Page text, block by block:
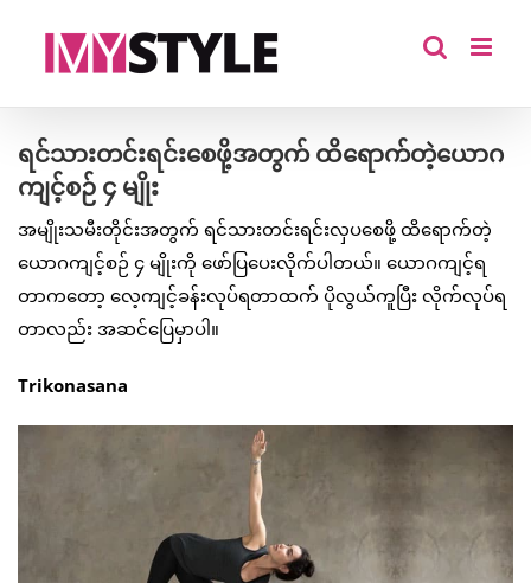
ရင်သားတင်းရင်းစေဖို့အတွက် ထိရောက်တဲ့ယောဂ
ကျင့်စဉ် ၄ မျိုး
အမျိုးသမီးတိုင်းအတွက် ရင်သားတင်းရင်းလှပစေဖို့ ထိရောက်တဲ့
ယောဂကျင့်စဉ် ၄ မျိုးကို ဖော်ပြပေးလိုက်ပါတယ်။ ယောဂကျင့်ရ
တာကတော့ လေ့ကျင့်ခန်းလုပ်ရတာထက် ပိုလွယ်ကူပြီး လိုက်လုပ်ရ
တာလည်း အဆင်ပြေမှာပါ။
Trikonasana